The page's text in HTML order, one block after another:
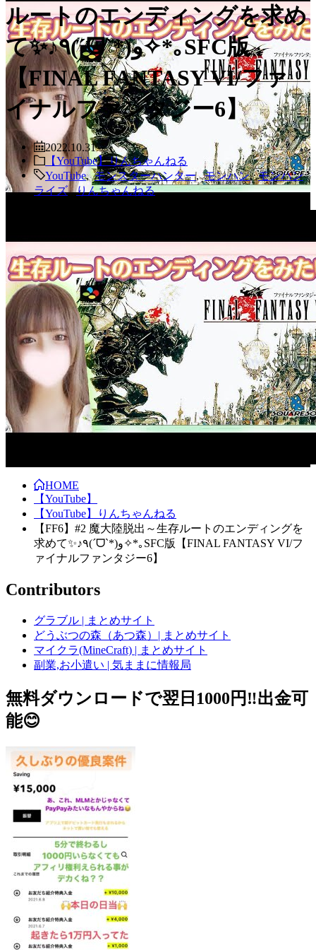
ルートのエンディングを求め
て✨♪٩(ˊᗜˋ*)و✧*｡SFC版
【FINAL FANTASY VI/ファ
イナルファンタジー6】
2022.10.31
【YouTube】りんちゃんねる
YouTube,モンスターハンター,モンハン,モンハン
ライズ,りんちゃんねる
HOME
【YouTube】
【YouTube】りんちゃんねる
【FF6】#2 魔大陸脱出～生存ルートのエンディングを
求めて✨♪٩(ˊᗜˋ*)و✧*｡SFC版【FINAL FANTASY VI/フ
ァイナルファンタジー6】
Contributors
グラブル | まとめサイト
どうぶつの森（あつ森）| まとめサイト
マイクラ(MineCraft) | まとめサイト
副業,お小遣い | 気ままに情報局
無料ダウンロードで翌日1000円‼️出金可
能😊